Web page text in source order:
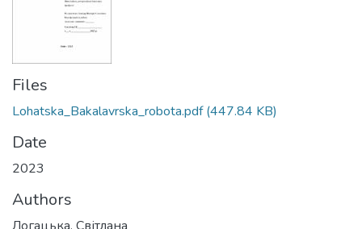
Files
Lohatska_Bakalavrska_robota.pdf(447.84 KB)
Date
2023
Authors